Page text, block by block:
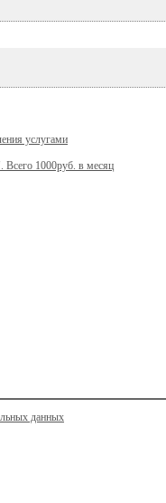
услугами
Всего 1000руб. в месяц
данных